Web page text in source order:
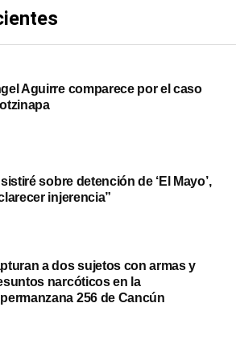
Aguirre comparece por el caso
sobre detención de ‘El Mayo’,
injerencia”
a dos sujetos con armas y
narcóticos en la
256 de Cancún